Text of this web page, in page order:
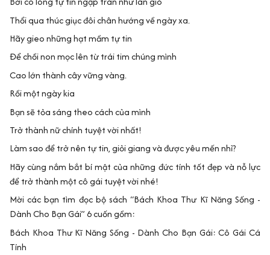
Thổi qua thúc giục đôi chân hướng về ngày xa.
Hãy gieo những hạt mầm tự tin
Để chồi non mọc lên từ trái tim chúng mình
Cao lớn thành cây vững vàng.
Rồi một ngày kia
Bạn sẽ tỏa sáng theo cách của mình
Trở thành nữ chính tuyệt vời nhất!
Làm sao để trở nên tự tin, giỏi giang và được yêu mến nhỉ?
Hãy cùng nắm bắt bí mật của những đức tính tốt đẹp và nỗ lực
để trở thành một cô gái tuyệt vời nhé!
Mời các bạn tìm đọc bộ sách “Bách Khoa Thư Kĩ Năng Sống -
Dành Cho Bạn Gái” 6 cuốn gồm:
Bách Khoa Thư Kĩ Năng Sống - Dành Cho Bạn Gái: Cô Gái Cá
Tính